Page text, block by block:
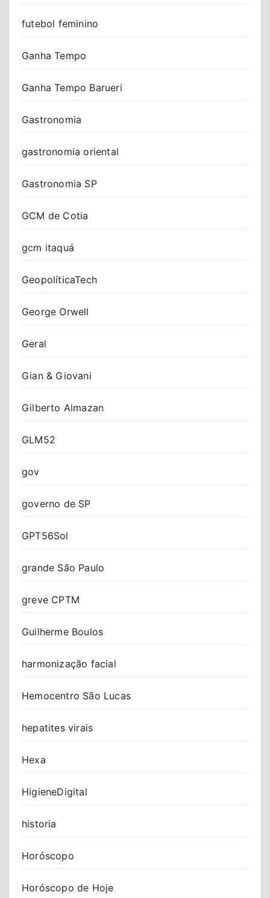
futebol feminino
Ganha Tempo
Ganha Tempo Barueri
Gastronomia
gastronomia oriental
Gastronomia SP
GCM de Cotia
gcm itaquá
GeopolíticaTech
George Orwell
Geral
Gian & Giovani
Gilberto Almazan
GLM52
gov
governo de SP
GPT56Sol
grande São Paulo
greve CPTM
Guilherme Boulos
harmonização facial
Hemocentro São Lucas
hepatites virais
Hexa
HigieneDigital
historia
Horóscopo
Horóscopo de Hoje